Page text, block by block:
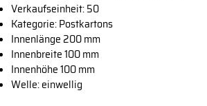
Verkaufseinheit: 50
Kategorie: Postkartons
Innenlänge 200 mm
Innenbreite 100 mm
Innenhöhe 100 mm
Welle: einwellig